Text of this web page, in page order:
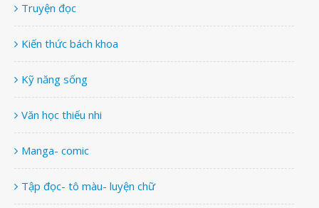
Truyện đọc
Kiến thức bách khoa
Kỹ năng sống
Văn học thiếu nhi
Manga- comic
Tập đọc- tô màu- luyện chữ